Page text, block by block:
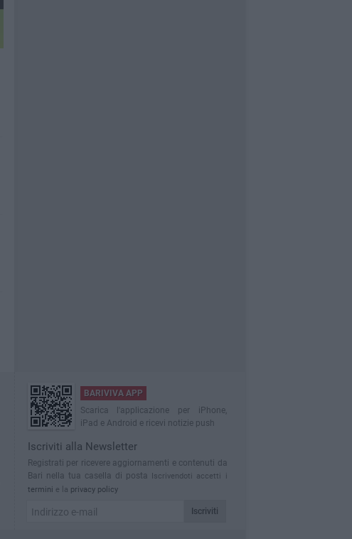
BARIVIVA APP
Scarica l'applicazione per iPhone,
iPad e Android e ricevi notizie push
Iscriviti alla Newsletter
Registrati per ricevere aggiornamenti e contenuti da
Bari nella tua casella di posta Iscrivendoti accetti i
termini e la privacy policy
Iscriviti